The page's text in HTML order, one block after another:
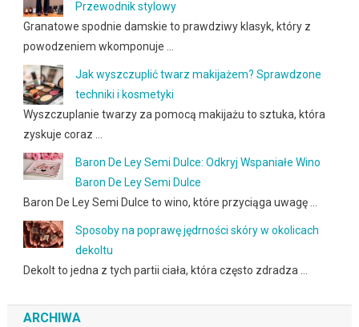
Przewodnik stylowy
Granatowe spodnie damskie to prawdziwy klasyk, który z
powodzeniem wkomponuje …
Jak wyszczuplić twarz makijażem? Sprawdzone
techniki i kosmetyki
Wyszczuplanie twarzy za pomocą makijażu to sztuka, która
zyskuje coraz …
Baron De Ley Semi Dulce: Odkryj Wspaniałe Wino
Baron De Ley Semi Dulce
Baron De Ley Semi Dulce to wino, które przyciąga uwagę …
Sposoby na poprawę jędrności skóry w okolicach
dekoltu
Dekolt to jedna z tych partii ciała, która często zdradza …
ARCHIWA